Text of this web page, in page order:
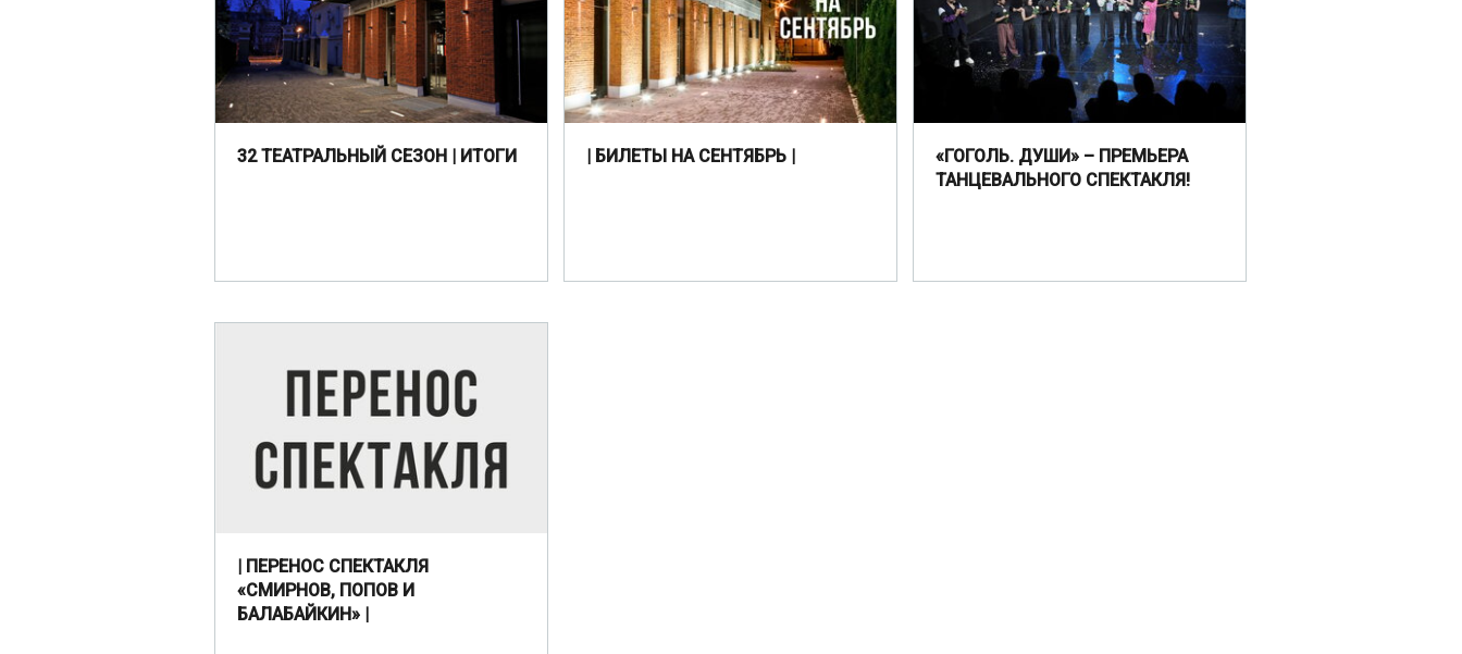
32 ТЕАТРАЛЬНЫЙ СЕЗОН | ИТОГИ | БИЛЕТЫ НА СЕНТЯБРЬ |
«ГОГОЛЬ. ДУШИ» – ПРЕМЬЕРА
ТАНЦЕВАЛЬНОГО СПЕКТАКЛЯ!
| ПЕРЕНОС СПЕКТАКЛЯ
«СМИРНОВ, ПОПОВ И
БАЛАБАЙКИН» |